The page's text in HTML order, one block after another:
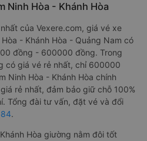
Ninh Hòa - Khánh Hòa
của Vexere.com, giá vé xe
- Khánh Hòa - Quảng Nam có
đồng - 600000 đồng. Trong
có giá vé rẻ nhất, chỉ 600000
Ninh Hòa - Khánh Hòa chính
rẻ nhất, đảm bảo giữ chỗ 100%
Tổng đài tư vấn, đặt vé và đổi
.
Hòa giường nằm đôi tốt